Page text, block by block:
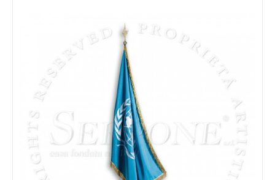
OCEANÍA
ANTÁRTIDA
ORGANIZACIONES INTERNACIONALES